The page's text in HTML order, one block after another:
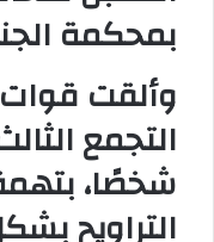
بمحكمة
وألقت قوات
شخصًا،
التراويح